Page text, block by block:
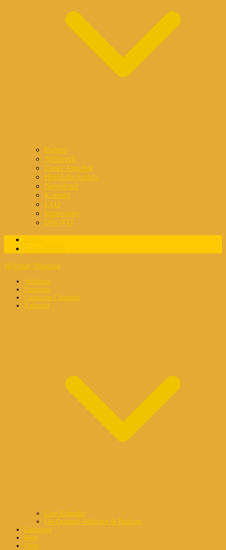
Partner
Netzwerk
Unser Angebot
Highlight Archiv
Newsletter
Kontakt
FAQ
Impressum
DSGVO
Webinar Magazin
Webinare
Experten
Corporate Channels
Kalender
Live Kalender
On-Demand-Webinare & Podcasts
Eintragen
Blog
Mehr